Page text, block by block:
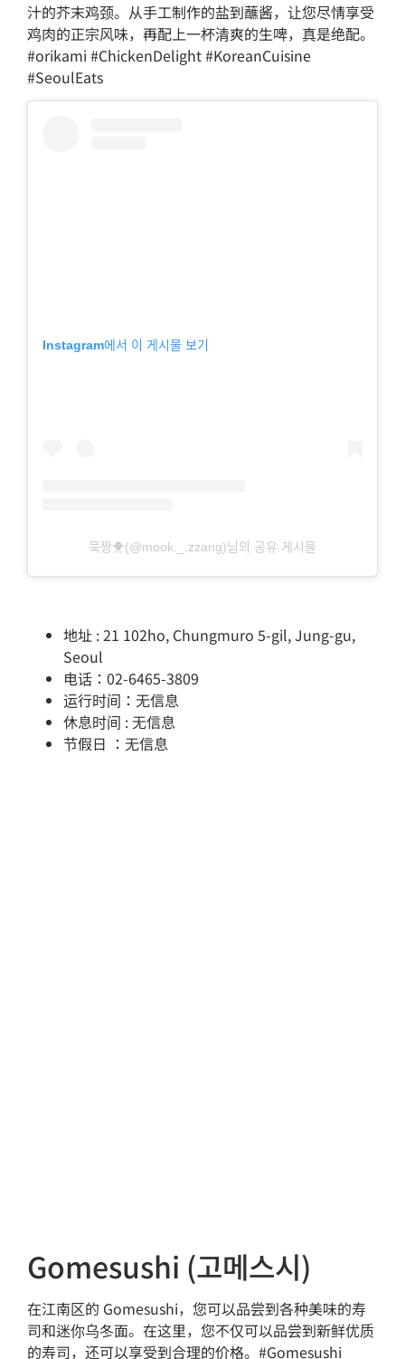
汁的芥末鸡颈。从手工制作的盐到蘸酱，让您尽情享受
鸡肉的正宗风味，再配上一杯清爽的生啤，真是绝配。
#orikami #ChickenDelight #KoreanCuisine
#SeoulEats
Instagram에서 이 게시물 보기
묵짱🐥(@mook._.zzang)님의 공유 게시물
地址 : 21 102ho, Chungmuro 5-gil, Jung-gu,
Seoul
电话：02-6465-3809
运行时间：无信息
休息时间 : 无信息
节假日 ：无信息
Gomesushi (고메스시)
在江南区的 Gomesushi，您可以品尝到各种美味的寿
司和迷你乌冬面。在这里，您不仅可以品尝到新鲜优质
的寿司，还可以享受到合理的价格。#Gomesushi